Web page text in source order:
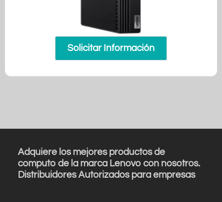
Solicitar Información
Adquiere los mejores productos de
computo de la marca Lenovo con nosotros.
Distribuidores Autorizados para empresas